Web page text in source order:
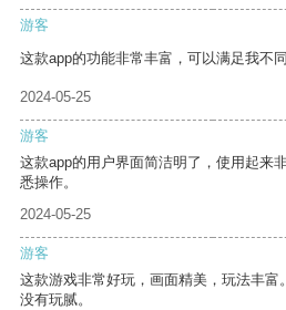
游客
这款app的功能非常丰富，可以满足我不
2024-05-25
游客
这款app的用户界面简洁明了，使用起来
悉操作。
2024-05-25
游客
这款游戏非常好玩，画面精美，玩法丰
没有玩腻。